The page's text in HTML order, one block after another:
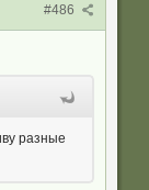
#486
разные